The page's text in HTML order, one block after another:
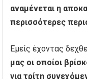
αναμένεται η
περισσότερες
Εμείς έχοντας
μας οι οποίοι
για τρίτη